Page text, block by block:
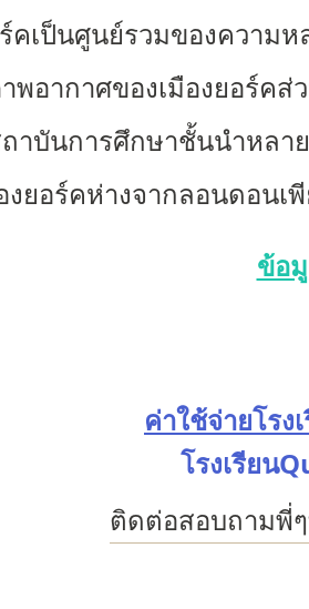
คเป็นศูนย์รวมของความ
พอากาศของเมืองยอร์ค
าบันการศึกษาชั้นนำหลา
งยอร์คห่างจากลอนดอนเ
ข้อ
ค่าใช้จ่ายโร
โรงเรียน
ติดต่อสอบถามพี่